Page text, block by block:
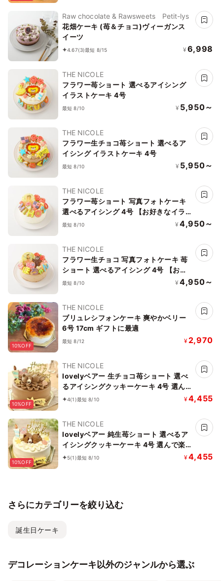
Raw chocolate & Rawsweets Petit-lys
花畑ケーキ (苺＆チョコ)ヴィーガンス
イーツ
4.67(3)最短 8/15 ¥ 6,998
THE NICOLE
フラワー苺ショート 選べるアイシング
イラストケーキ 4号
最短 8/10 ¥ 5,950～
THE NICOLE
フラワー生チョコ苺ショート 選べるア
イシング イラストケーキ 4号
最短 8/10 ¥ 5,950～
THE NICOLE
フラワー苺ショート 写真フォトケーキ
選べるアイシング 4号 【お好きなイラ
ストも人気です】
最短 8/10 ¥ 4,950～
THE NICOLE
フラワー生チョコ 写真フォトケーキ 苺
ショート 選べるアイシング 4号 【お好
きなイラストも人気です】
最短 8/10 ¥ 4,950～
10%OFF
THE NICOLE
ブリュレシフォンケーキ 爽やかベリー
6号 17cm ギフトに最適
最短 8/12 ¥ 2,970
10%OFF
THE NICOLE
lovelyベアー 生チョコ苺ショート 選べ
るアイシングクッキーケーキ 4号 選ん
で楽しい！！ ギフトに最適
4(1)最短 8/10 ¥4,455
10%OFF
THE NICOLE
lovelyベアー 純生苺ショート 選べるア
イシングクッキーケーキ 4号 選んで楽
しい！！ ギフトに最適
5(1)最短 8/10 ¥4,455
さらにカテゴリーを絞り込む
誕生日ケーキ
デコレーションケーキ以外のジャンルから選ぶ